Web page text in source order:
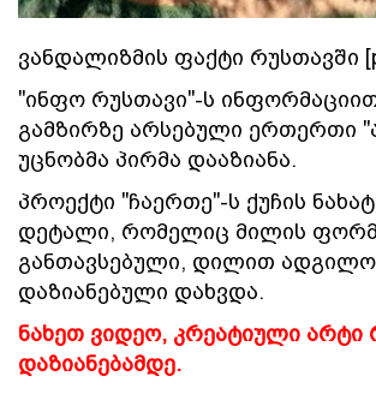
ვანდალიზმის ფაქტი რუსთავში
"ინფო რუსთავი"-ს
გამზირზე არსებული ერთერთი
უცნობმა პირმა დააზიანა.
პროექტი "ჩაერთე"-ს ქუჩის
დეტალი, რომელიც მილის
განთავსებული, დილით
დაზიანებული დახვდა.
ნახეთ ვიდეო, კრეატიული არტი
დაზიანებამდე.